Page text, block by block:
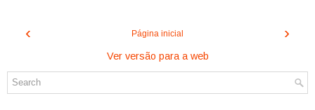
‹ ›
Página inicial
Ver versão para a web